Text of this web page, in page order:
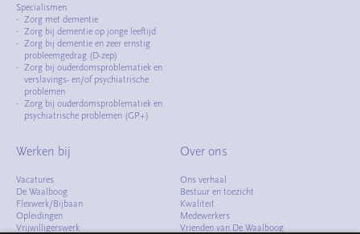
Specialismen
Zorg met dementie
Zorg bij dementie op jonge leeftijd
Zorg bij dementie en zeer ernstig
probleemgedrag (D-zep)
Zorg bij ouderdomsproblematiek en
verslavings- en/of psychiatrische
problemen
Zorg bij ouderdomsproblematiek en
psychiatrische problemen (GP+)
Werken bij
Vacatures
De Waalboog
Flexwerk/Bijbaan
Opleidingen
Vrijwilligerswerk
Over ons
Ons verhaal
Bestuur en toezicht
Kwaliteit
Medewerkers
Vrienden van De Waalboog